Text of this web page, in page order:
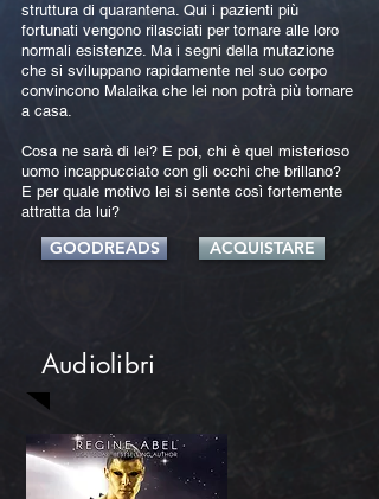
struttura di quarantena. Qui i pazienti più
fortunati vengono rilasciati per tornare alle loro
normali esistenze. Ma i segni della mutazione
che si sviluppano rapidamente nel suo corpo
convincono Malaika che lei non potrà più tornare
a casa.
Cosa ne sarà di lei? E poi, chi è quel misterioso
uomo incappucciato con gli occhi che brillano?
E per quale motivo lei si sente così fortemente
attratta da lui?
GOODREADS ACQUISTARE
Audiolibri